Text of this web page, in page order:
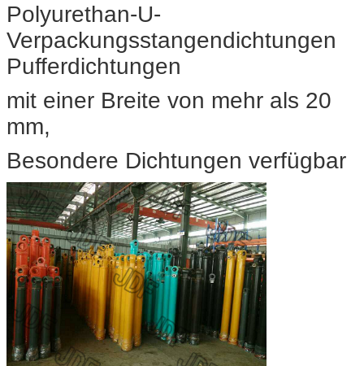
Polyurethan-U-
Verpackungsstangendichtungen
Pufferdichtungen
mit einer Breite von mehr als 20
mm,
Besondere Dichtungen verfügbar